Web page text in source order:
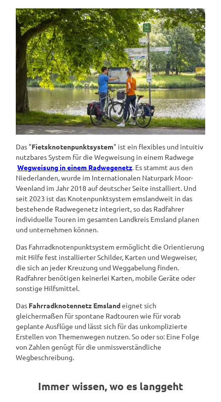
Das "Fietsknotenpunktsystem" ist ein flexibles und intuitiv
nutzbares System für die Wegweisung in einem Radwege
Wegweisung in einem Radwegenetz. Es stammt aus den
Niederlanden, wurde im Internationalen Naturpark Moor-
Veenland im Jahr 2018 auf deutscher Seite installiert. Und
seit 2023 ist das Knotenpunktsystem emslandweit in das
bestehende Radwegenetz integriert, so das Radfahrer
individuelle Touren im gesamten Landkreis Emsland planen
und unternehmen können.
Das Fahrradknotenpunktsystem ermöglicht die Orientierung
mit Hilfe fest installierter Schilder, Karten und Wegweiser,
die sich an jeder Kreuzung und Weggabelung finden.
Radfahrer benötigen keinerlei Karten, mobile Geräte oder
sonstige Hilfsmittel.
Das Fahrradknotennetz Emslandeignet sich
gleichermaßen für spontane Radtouren wie für vorab
geplante Ausflüge und lässt sich für das unkomplizierte
Erstellen von Themenwegen nutzen. So oder so: Eine Folge
von Zahlen genügt für die unmissverständliche
Wegbeschreibung.
Immer wissen, wo es langgeht